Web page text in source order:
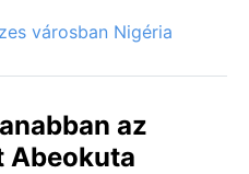
városban Nigéria
az
Abeokuta